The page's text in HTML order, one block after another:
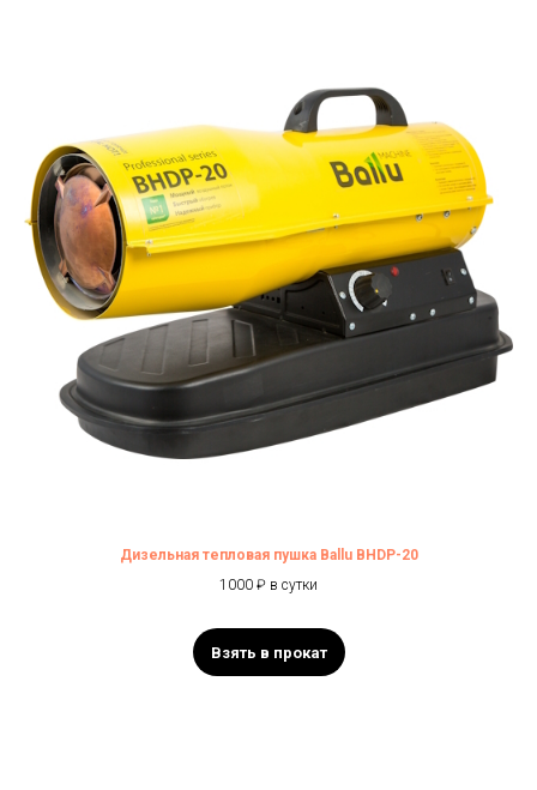
Дизельная тепловая пушка Ballu BHDP-20
1000 ₽ в сутки
Взять в прокат